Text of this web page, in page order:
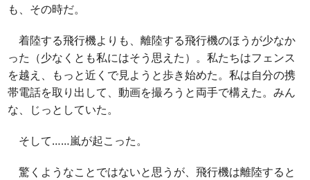
も、その時だ。
着陸する飛行機よりも、離陸する飛行機のほうが少なか
った（少なくとも私にはそう思えた）。私たちはフェンス
を越え、もっと近くで見ようと歩き始めた。私は自分の携
帯電話を取り出して、動画を撮ろうと両手で構えた。みん
な、じっとしていた。
そして……嵐が起こった。
驚くようなことではないと思うが、飛行機は離陸すると